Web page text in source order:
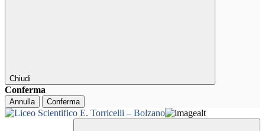
Chiudi
Conferma
Annulla Conferma